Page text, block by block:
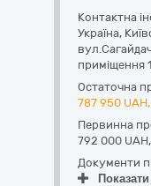
Контактна
Україна,
приміщення 1
Остаточна
787 950 UAH,
Первинна
792 000 UAH,
Документи